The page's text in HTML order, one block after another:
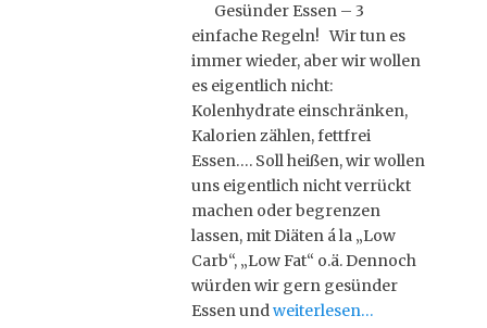
e
d
n
Gesünder Essen – 3
einfache Regeln! Wir tun es
immer wieder, aber wir wollen
es eigentlich nicht:
Kolenhydrate einschränken,
Kalorien zählen, fettfrei
Essen…. Soll heißen, wir wollen
uns eigentlich nicht verrückt
machen oder begrenzen
lassen, mit Diäten á la „Low
Carb“, „Low Fat“ o.ä. Dennoch
würden wir gern gesünder
Essen undweiterlesen…